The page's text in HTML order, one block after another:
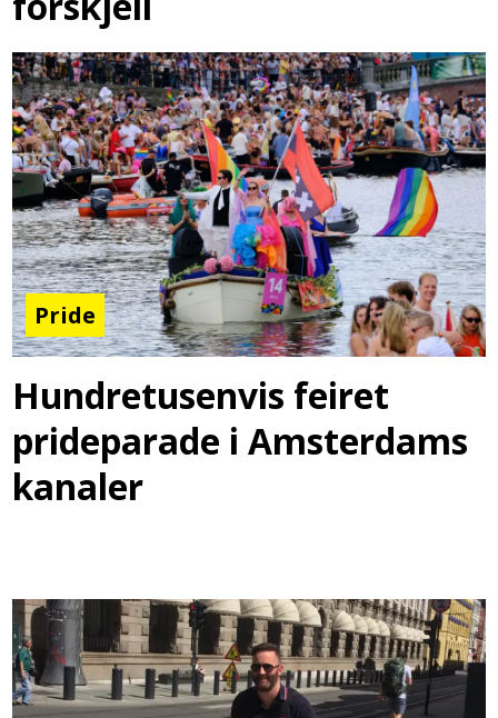
Pride
Hundretusenvis feiret
prideparade i Amsterdams
kanaler